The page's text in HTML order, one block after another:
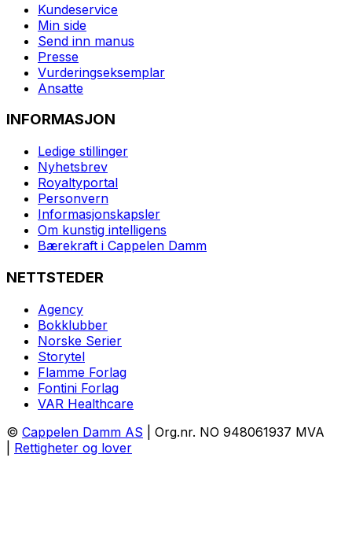
Kundeservice
Min side
Send inn manus
Presse
Vurderingseksemplar
Ansatte
INFORMASJON
Ledige stillinger
Nyhetsbrev
Royaltyportal
Personvern
Informasjonskapsler
Om kunstig intelligens
Bærekraft i Cappelen Damm
NETTSTEDER
Agency
Bokklubber
Norske Serier
Storytel
Flamme Forlag
Fontini Forlag
VAR Healthcare
© Cappelen Damm AS | Org.nr. NO 948061937 MVA
Rettigheter og lover